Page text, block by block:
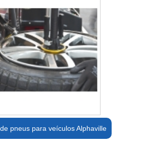
pneus para veículos Alphaville